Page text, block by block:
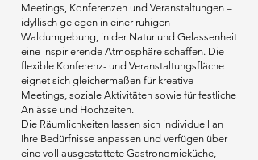
Meetings, Konferenzen und Veranstaltungen –
idyllisch gelegen in einer ruhigen
Waldumgebung, in der Natur und Gelassenheit
eine inspirierende Atmosphäre schaffen. Die
flexible Konferenz- und Veranstaltungsfläche
eignet sich gleichermaßen für kreative
Meetings, soziale Aktivitäten sowie für festliche
Anlässe und Hochzeiten.
Die Räumlichkeiten lassen sich individuell an
Ihre Bedürfnisse anpassen und verfügen über
eine voll ausgestattete Gastronomieküche,